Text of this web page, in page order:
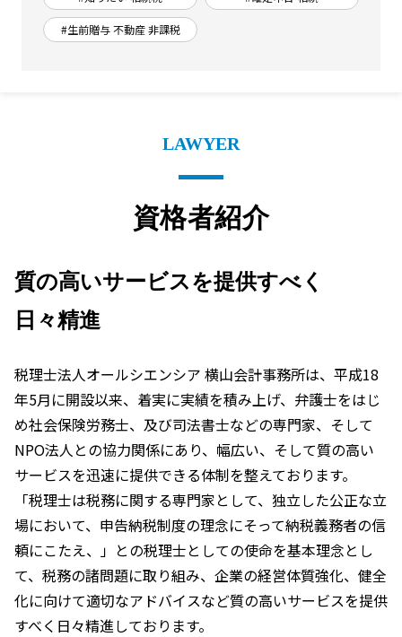
#生前贈与 不動産 非課税
LAWYER
資格者紹介
質の高いサービスを提供すべく
日々精進
税理士法人オールシエンシア 横山会計事務所は、平成18
年5月に開設以来、着実に実績を積み上げ、弁護士をはじ
め社会保険労務士、及び司法書士などの専門家、そして
NPO法人との協力関係にあり、幅広い、そして質の高い
サービスを迅速に提供できる体制を整えております。
「税理士は税務に関する専門家として、独立した公正な立
場において、申告納税制度の理念にそって納税義務者の信
頼にこたえ、」との税理士としての使命を基本理念とし
て、税務の諸問題に取り組み、企業の経営体質強化、健全
化に向けて適切なアドバイスなど質の高いサービスを提供
すべく日々精進しております。